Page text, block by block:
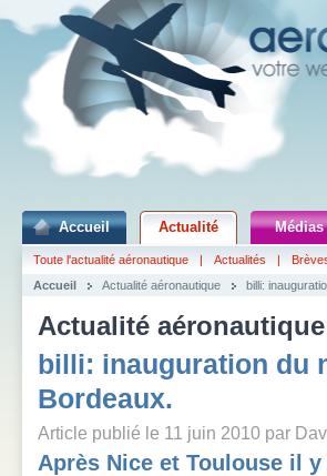
Accueil Actualité Médias
Toute l'actualité aéronautique | Actualités |
Accueil
Actualité aéronautique billi:
Actualité aéronautique
billi: inauguration du
Bordeaux.
Article publié le 11 juin 2010 par
Après Nice et Toulouse il